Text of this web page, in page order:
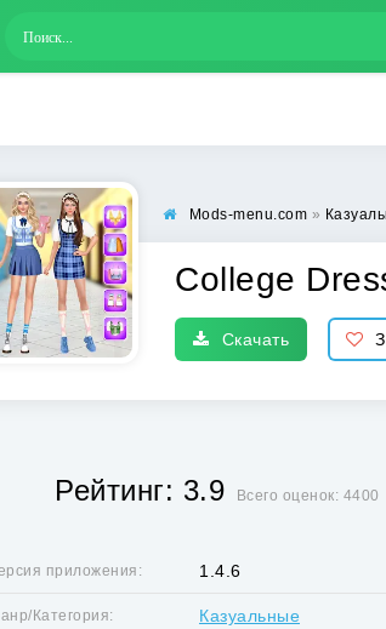
Mods-menu.com »
College
Скачать
Рейтинг: 3.9 Всего оценок: 4400
приложения: 1.4.6
Категория: Казуальные